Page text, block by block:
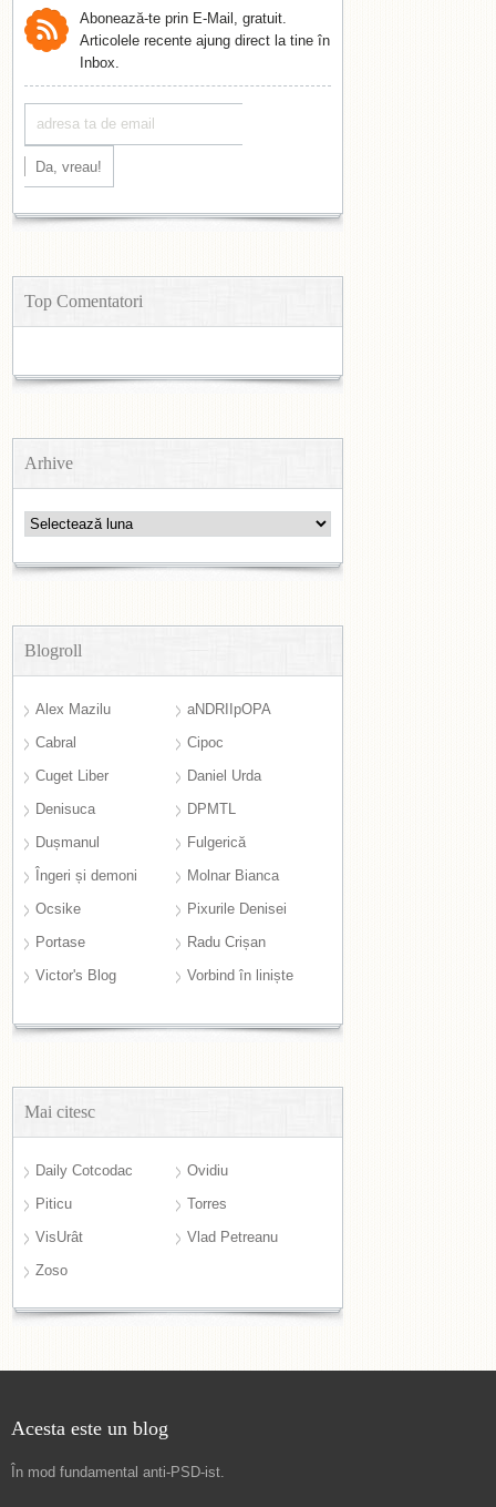
Abonează-te prin E-Mail, gratuit.
Articolele recente ajung direct la tine în
Inbox.
Top Comentatori
Arhive
Arhive
Blogroll
Alex Mazilu
aNDRIIpOPA
Cabral
Cipoc
Cuget Liber
Daniel Urda
Denisuca
DPMTL
Dușmanul
Fulgerică
Îngeri și demoni
Molnar Bianca
Ocsike
Pixurile Denisei
Portase
Radu Crișan
Victor's Blog
Vorbind în liniște
Mai citesc
Daily Cotcodac
Ovidiu
Piticu
Torres
VisUrât
Vlad Petreanu
Zoso
Acesta este un blog
În mod fundamental anti-PSD-ist.